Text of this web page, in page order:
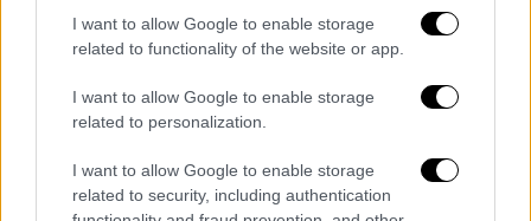
I want to allow Google to enable storage
related to functionality of the website or app.
I want to allow Google to enable storage
related to personalization.
I want to allow Google to enable storage
related to security, including authentication
ελεγκτές της Αρχής, καθώς θεωρείται
ιδιαιτέρως χαμηλό για τέτοιου μεγέθους
καλλιτέχνη.
Στον φάκελο περιλαμβάνονται όλα τα
στοιχεία που έχουν συγκεντρώσει οι
ελεγκτές και μαζί με το πόρισμα της Αρχής